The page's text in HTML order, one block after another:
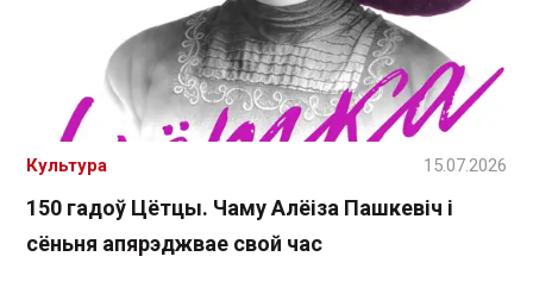
150 гадоў Цётцы. Чаму Алёіза Пашкевіч і
сёньня апярэджвае свой час
Культура 15.07.2026